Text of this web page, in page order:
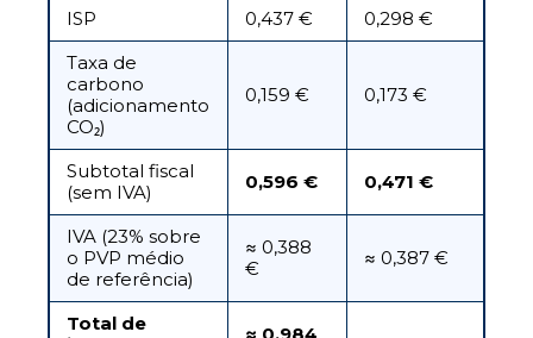
ISP 0,437 €
0,298 €
Taxa de
carbono
(adicionamento
CO₂)
0,159 € 0,173 €
Subtotal fiscal
(sem IVA)
0,596 € 0,471 €
IVA (23% sobre
o PVP médio
de referência)
≈ 0,388
€
≈ 0,387 €
Total de